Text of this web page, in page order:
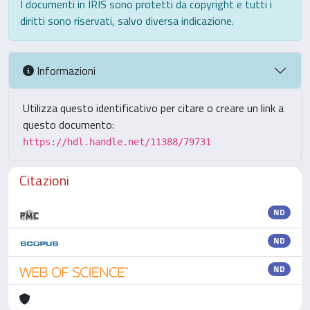
I documenti in IRIS sono protetti da copyright e tutti i
diritti sono riservati, salvo diversa indicazione.
Informazioni
Utilizza questo identificativo per citare o creare un link a
questo documento:
https://hdl.handle.net/11388/79731
Citazioni
ND
ND
ND